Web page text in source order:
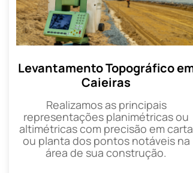
Levantamento Topográfico
Caieiras
Realizamos as principais
representações planimétricas ou
altimétricas com precisão em carta
ou planta dos pontos notáveis na
área de sua construção.